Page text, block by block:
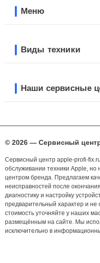
Меню
Виды техники
Наши сервисные
© 2026 — Сервисный
Сервисный центр apple-profi-
обслуживании техники Apple,
центром бренда. Предлагаем
неисправностей после
диагностику и настройку
предварительный характер и
стоимость уточняйте у наших
размещённым на сайте. Мы
исключительно в